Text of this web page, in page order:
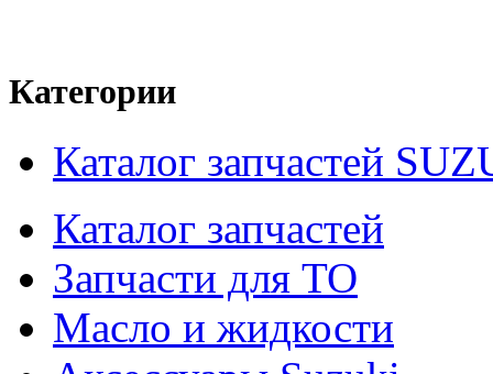
Категории
Каталог запчастей
Каталог запчастей
Запчасти для ТО
Масло и жидкости